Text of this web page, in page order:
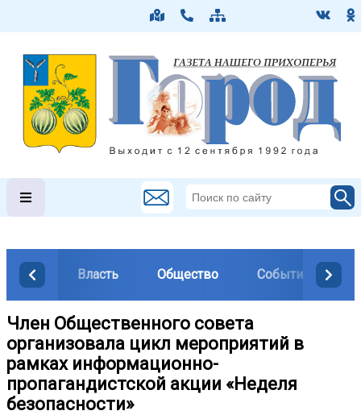
Власть Общество События
Член Общественного совета
организовала цикл мероприятий в
рамках информационно-
пропагандистской акции «Неделя
безопасности»